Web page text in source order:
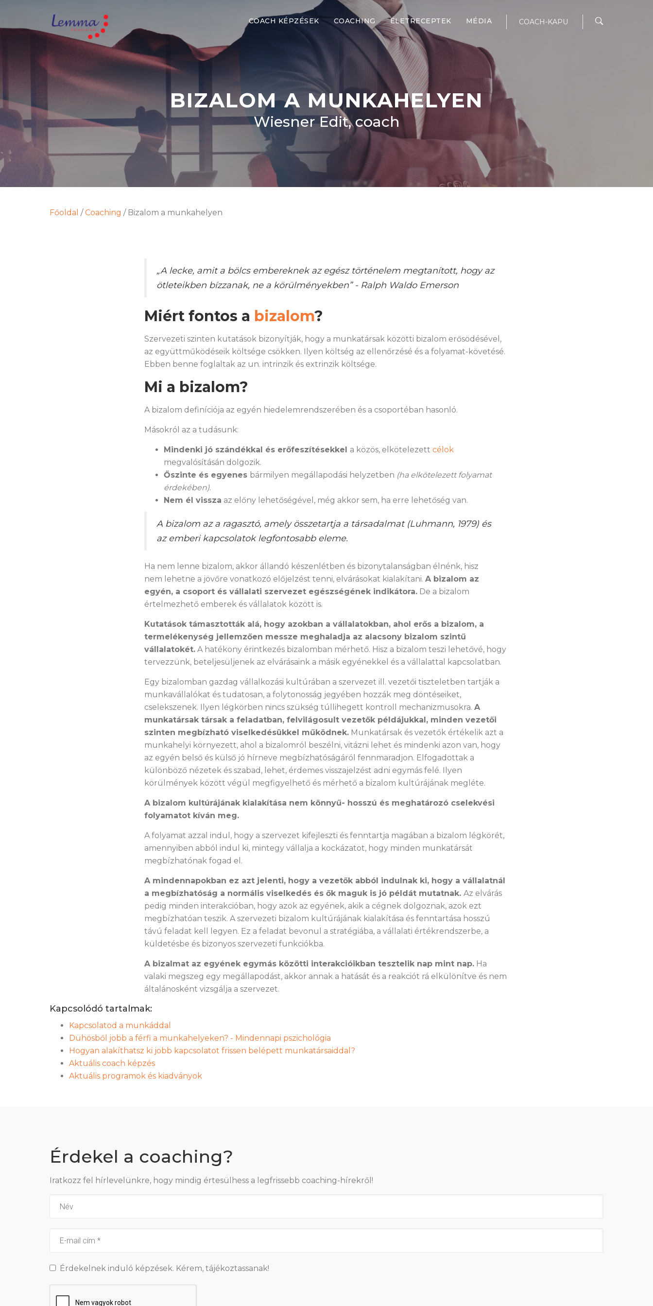
COACH KÉPZÉSEK COACHING ÉLETRECEPTEK MÉDIA COACH-KAPU
BIZALOM A MUNKAHELYEN
Wiesner Edit, coach
Főoldal / Coaching / Bizalom a munkahelyen
„A lecke, amit a bölcs embereknek az egész történelem megtanított, hogy az
ötleteikben bízzanak, ne a körülményekben” - Ralph Waldo Emerson
Miért fontos a bizalom?
Szervezeti szinten kutatások bizonyítják, hogy a munkatársak közötti bizalom erősödésével,
az együttműködéseik költsége csökken. Ilyen költség az ellenőrzésé és a folyamat-követésé.
Ebben benne foglaltak az un. intrinzik és extrinzik költsége.
Mi a bizalom?
A bizalom definíciója az egyén hiedelemrendszerében és a csoportéban hasonló.
Másokról az a tudásunk:
Mindenki jó szándékkal és erőfeszítésekkel a közös, elkötelezett célok
megvalósításán dolgozik.
Őszinte és egyenes bármilyen megállapodási helyzetben (ha elkötelezett folyamat
érdekében).
Nem él vissza az előny lehetőségével, még akkor sem, ha erre lehetőség van.
A bizalom az a ragasztó, amely összetartja a társadalmat (Luhmann, 1979) és
az emberi kapcsolatok legfontosabb eleme.
Ha nem lenne bizalom, akkor állandó készenlétben és bizonytalanságban élnénk, hisz
nem lehetne a jövőre vonatkozó előjelzést tenni, elvárásokat kialakítani. A bizalom az
egyén, a csoport és vállalati szervezet egészségének indikátora. De a bizalom
értelmezhető emberek és vállalatok között is.
Kutatások támasztották alá, hogy azokban a vállalatokban, ahol erős a bizalom, a
termelékenység jellemzően messze meghaladja az alacsony bizalom szintű
vállalatokét. A hatékony érintkezés bizalomban mérhető. Hisz a bizalom teszi lehetővé, hogy
tervezzünk, beteljesüljenek az elvárásaink a másik egyénekkel és a vállalattal kapcsolatban.
Egy bizalomban gazdag vállalkozási kultúrában a szervezet ill. vezetői tiszteletben tartják a
munkavállalókat és tudatosan, a folytonosság jegyében hozzák meg döntéseiket,
cselekszenek. Ilyen légkörben nincs szükség túllihegett kontroll mechanizmusokra. A
munkatársak társak a feladatban, felvilágosult vezetők példájukkal, minden vezetői
szinten megbízható viselkedésükkel működnek. Munkatársak és vezetők értékelik azt a
munkahelyi környezett, ahol a bizalomról beszélni, vitázni lehet és mindenki azon van, hogy
az egyén belső és külső jó hírneve megbízhatóságáról fennmaradjon. Elfogadottak a
különböző nézetek és szabad, lehet, érdemes visszajelzést adni egymás felé. Ilyen
körülmények között végül megfigyelhető és mérhető a bizalom kultúrájának megléte.
A bizalom kultúrájának kialakítása nem könnyű- hosszú és meghatározó cselekvési
folyamatot kíván meg.
A folyamat azzal indul, hogy a szervezet kifejleszti és fenntartja magában a bizalom légkörét,
amennyiben abból indul ki, mintegy vállalja a kockázatot, hogy minden munkatársát
megbízhatónak fogad el.
A mindennapokban ez azt jelenti, hogy a vezetők abból indulnak ki, hogy a vállalatnál
a megbízhatóság a normális viselkedés és ők maguk is jó példát mutatnak. Az elvárás
pedig minden interakcióban, hogy azok az egyének, akik a cégnek dolgoznak, azok ezt
megbízhatóan teszik. A szervezeti bizalom kultúrájának kialakítása és fenntartása hosszú
távú feladat kell legyen. Ez a feladat bevonul a stratégiába, a vállalati értékrendszerbe, a
küldetésbe és bizonyos szervezeti funkciókba.
A bizalmat az egyének egymás közötti interakcióikban tesztelik nap mint nap. Ha
valaki megszeg egy megállapodást, akkor annak a hatását és a reakciót rá elkülönítve és nem
általánosként vizsgálja a szervezet.
Kapcsolódó tartalmak:
Kapcsolatod a munkáddal
Dühösből jobb a férfi a munkahelyeken? - Mindennapi pszichológia
Hogyan alakíthatsz ki jobb kapcsolatot frissen belépett munkatársaiddal?
Aktuális coach képzés
Aktuális programok és kiadványok
Érdekel a coaching?
Iratkozz fel hírlevelünkre, hogy mindig értesülhess a legfrissebb coaching-hírekről!
Érdekelnek induló képzések. Kérem, tájékoztassanak!